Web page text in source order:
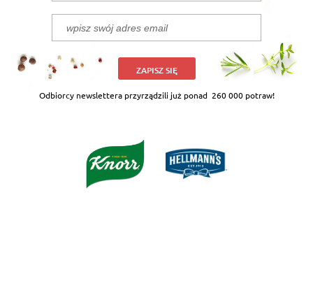
ZAPISZ SIĘ
Odbiorcy newslettera przyrządzili już ponad 260 000 potraw!